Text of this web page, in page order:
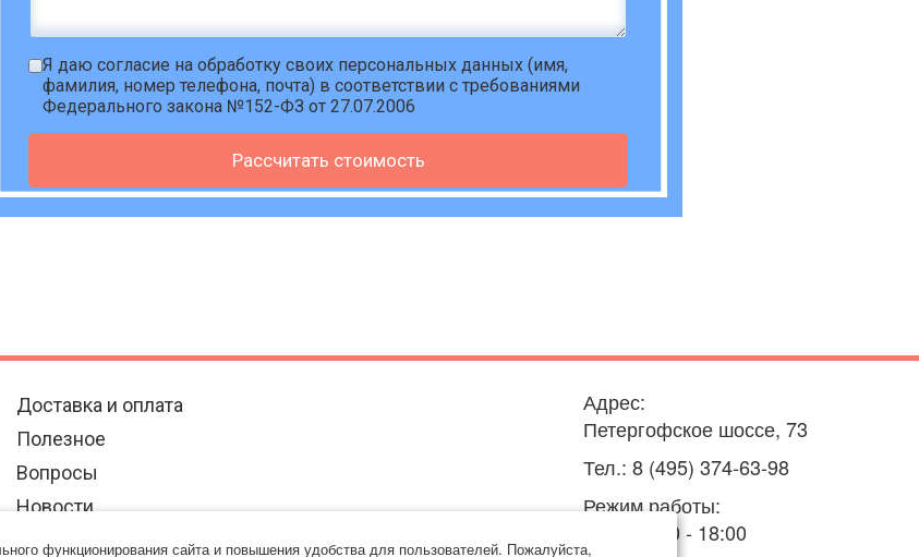
Я даю согласие на обработку своих персональных данных (имя,
фамилия, номер телефона, почта) в соответствии с требованиями
Федерального закона №152-ФЗ от 27.07.2006
Рассчитать стоимость
Доставка и оплата
Полезное
Вопросы
Новости
Контакты
Адрес:
Петергофское шоссе, 73
Тел.: 8 (495) 374-63-98
Режим работы:
пн-пт: 9:00 - 18:00
функционирования сайта и повышения удобства для пользователей. Пожалуйста,